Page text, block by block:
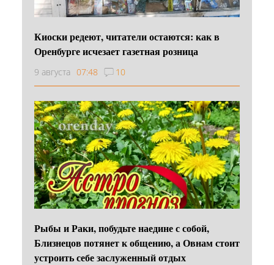
Киоски редеют, читатели остаются: как в
Оренбурге исчезает газетная розница
9 августа 07:48 10
Рыбы и Раки, побудьте наедине с собой,
Близнецов потянет к общению, а Овнам стоит
устроить себе заслуженный отдых